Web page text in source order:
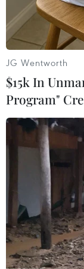
Người dân Iran
Theo phóng
Ngoại giao
giảm leo
JG Wentworth
$15k In
Program"